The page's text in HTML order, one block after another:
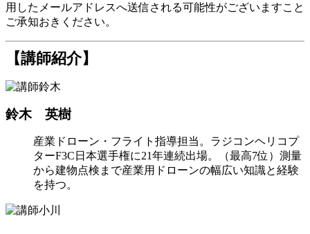
用したメールアドレスへ送信される可能性がございますこと
ご承知おきください。
【講師紹介】
鈴木 英樹
産業ドローン・フライト指導担当。ラジコンヘリコプ
ターF3C日本選手権に21年連続出場。（最高7位）測量
から建物点検まで産業用ドローンの幅広い知識と経験
を持つ。